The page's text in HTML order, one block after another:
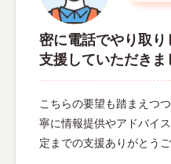
密に電話でやり取
支援していただきま
こちらの要望も踏まえつ
寧に情報提供やアドバイ
定までの支援ありがとうご